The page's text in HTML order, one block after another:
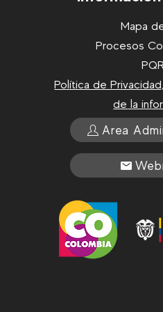
Mapa
Procesos
Política de
de la
Area